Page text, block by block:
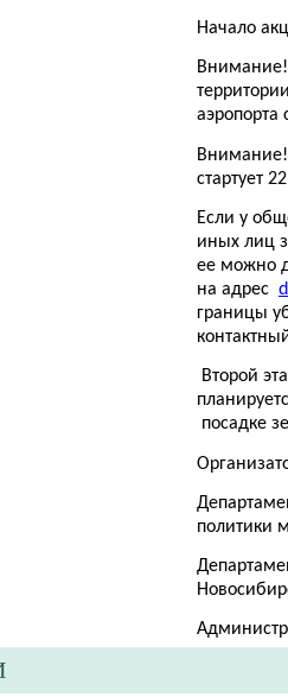
Начало
Внимание!
аэропорта
стартует
Если у
иных лиц
ее можно
на адрес
границы
Второй
посадке
политики